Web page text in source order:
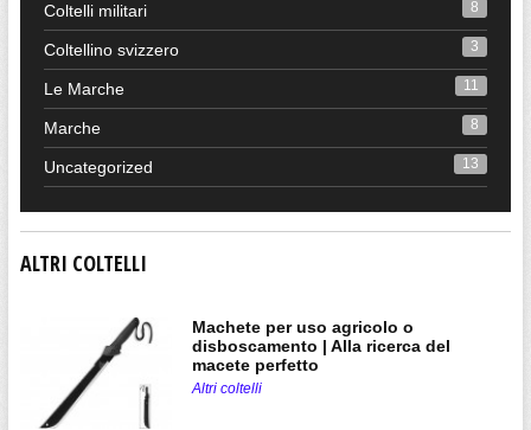
Coltelli militari 8
Coltellino svizzero 3
Le Marche 11
Marche 8
Uncategorized 13
ALTRI COLTELLI
Machete per uso agricolo o
disboscamento | Alla ricerca del
macete perfetto
Altri coltelli